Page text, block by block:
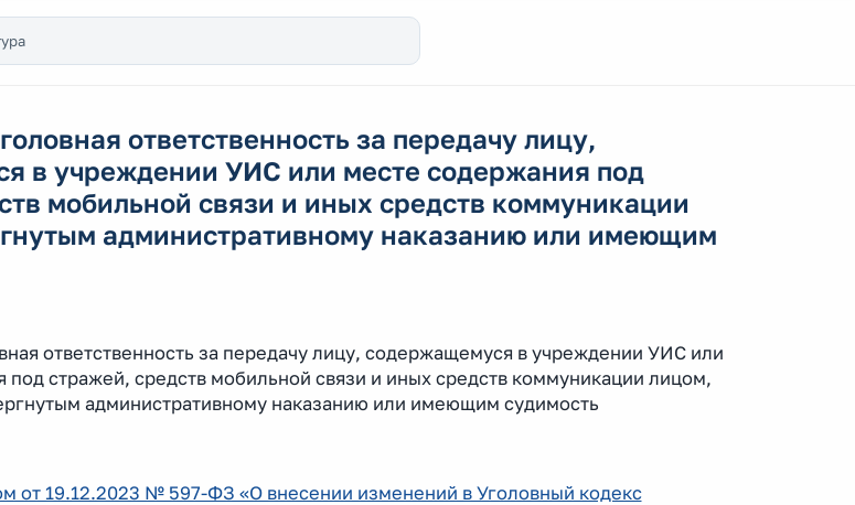
ответственность за передачу лицу,
в учреждении УИС или месте содержания под
мобильной связи и иных средств коммуникации
административному наказанию или имеющим
ответственность за передачу лицу, содержащемуся в учреждении УИС или
под стражей, средств мобильной связи и иных средств коммуникации лицом,
административному наказанию или имеющим судимость
от 19.12.2023 № 597-ФЗ «О внесении изменений в Уголовный кодекс